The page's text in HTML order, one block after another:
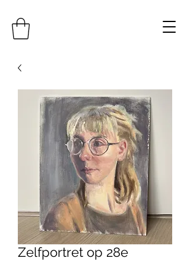
Zelfportret op 28e